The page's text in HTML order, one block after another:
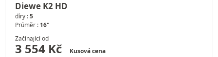
Diewe K2 HD
díry :5
Průměr : 16"
Začínající od
3 554 Kč
Kusová cena